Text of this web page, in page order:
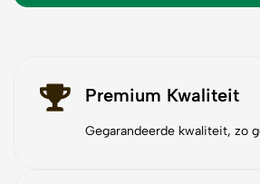
Premium Kwaliteit
Gegarandeerde kwaliteit, zo